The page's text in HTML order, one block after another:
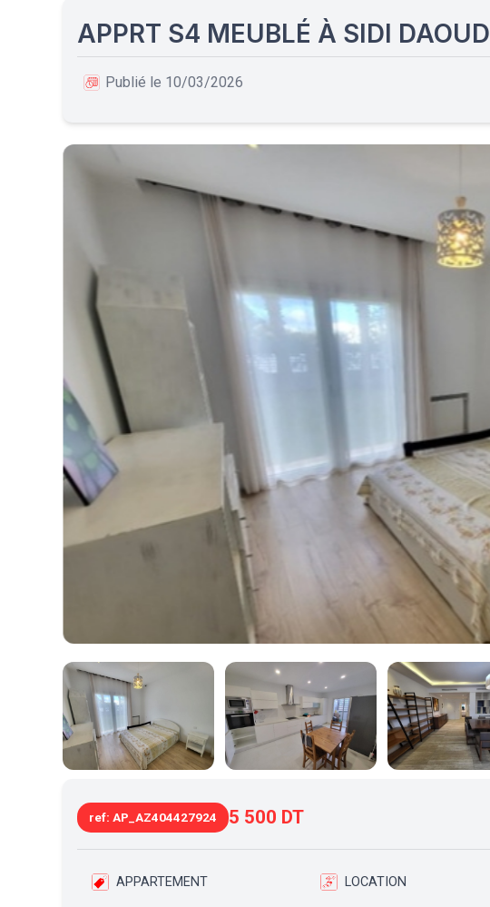
APPRT S4 MEUBLÉ À SIDI DAOUD
Publié le 10/03/2026
ref: AP_AZ404427924 5 500 DT
APPARTEMENT LOCATION